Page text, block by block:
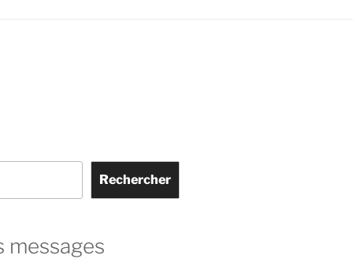
Rechercher
messages